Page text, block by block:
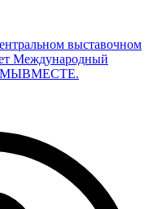
выставочном
Международный
#МЫВМЕСТЕ.